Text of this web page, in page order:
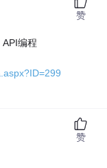
编程
赞
赞